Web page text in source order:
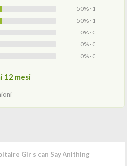
50% · 1
50% · 1
0% · 0
0% · 0
0% · 0
12 mesi
Girls can Say Anithing